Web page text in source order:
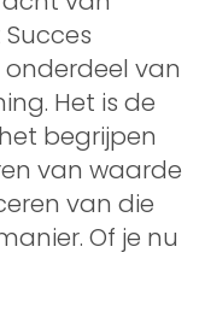
onderdeel van
Het is de
begrijpen
van waarde
van die
Of je nu